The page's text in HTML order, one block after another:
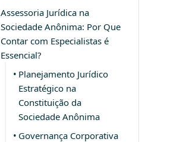
Assessoria Jurídica na
Sociedade Anônima: Por Que
Contar com Especialistas é
Essencial?
Planejamento Jurídico
Estratégico na
Constituição da
Sociedade Anônima
Governança Corporativa